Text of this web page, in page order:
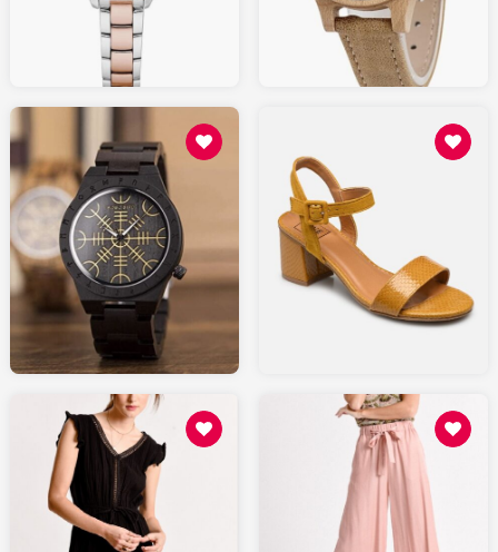
AMAZON.fr
AMAZON.fr
50.00
AMAZON.fr
SARENZA.com
88.8